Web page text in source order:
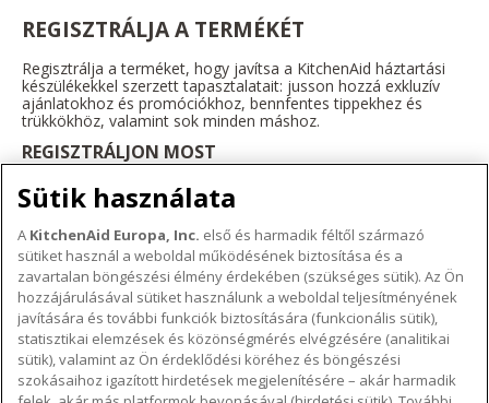
REGISZTRÁLJA A TERMÉKÉT
Regisztrálja a terméket, hogy javítsa a KitchenAid háztartási
készülékekkel szerzett tapasztalatait: jusson hozzá exkluzív
ajánlatokhoz és promóciókhoz, bennfentes tippekhez és
trükkökhöz, valamint sok minden máshoz.
REGISZTRÁLJON MOST
A KITCHENAID MÁRKÁRÓL
A márka lényege
A márka története
ODR
TÁMOGATÁS
Hol lehet megvenni
Garancia és dokumentumok
KÖVESSEN BENNÜNKET
Sütik használata
A KitchenAid Europa, Inc. első és harmadik féltől származó
sütiket használ a weboldal működésének biztosítása és a
zavartalan böngészési élmény érdekében (szükséges sütik). Az Ön
hozzájárulásával sütiket használunk a weboldal teljesítményének
javítására és további funkciók biztosítására (funkcionális sütik),
statisztikai elemzések és közönségmérés elvégzésére (analitikai
sütik), valamint az Ön érdeklődési köréhez és böngészési
szokásaihoz igazított hirdetések megjelenítésére – akár harmadik